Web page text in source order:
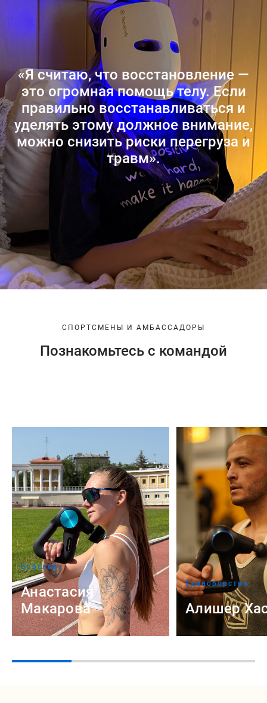
«Я считаю, что восстановление —
это огромная помощь телу. Если
правильно восстанавливаться и
уделять этому должное внимание,
можно снизить риски перегруза и
травм».
СПОРТСМЕНЫ И АМБАССАДОРЫ
Познакомьтесь с командой
Бобслей
Анастасия
Макарова
Единоборства
Алишер